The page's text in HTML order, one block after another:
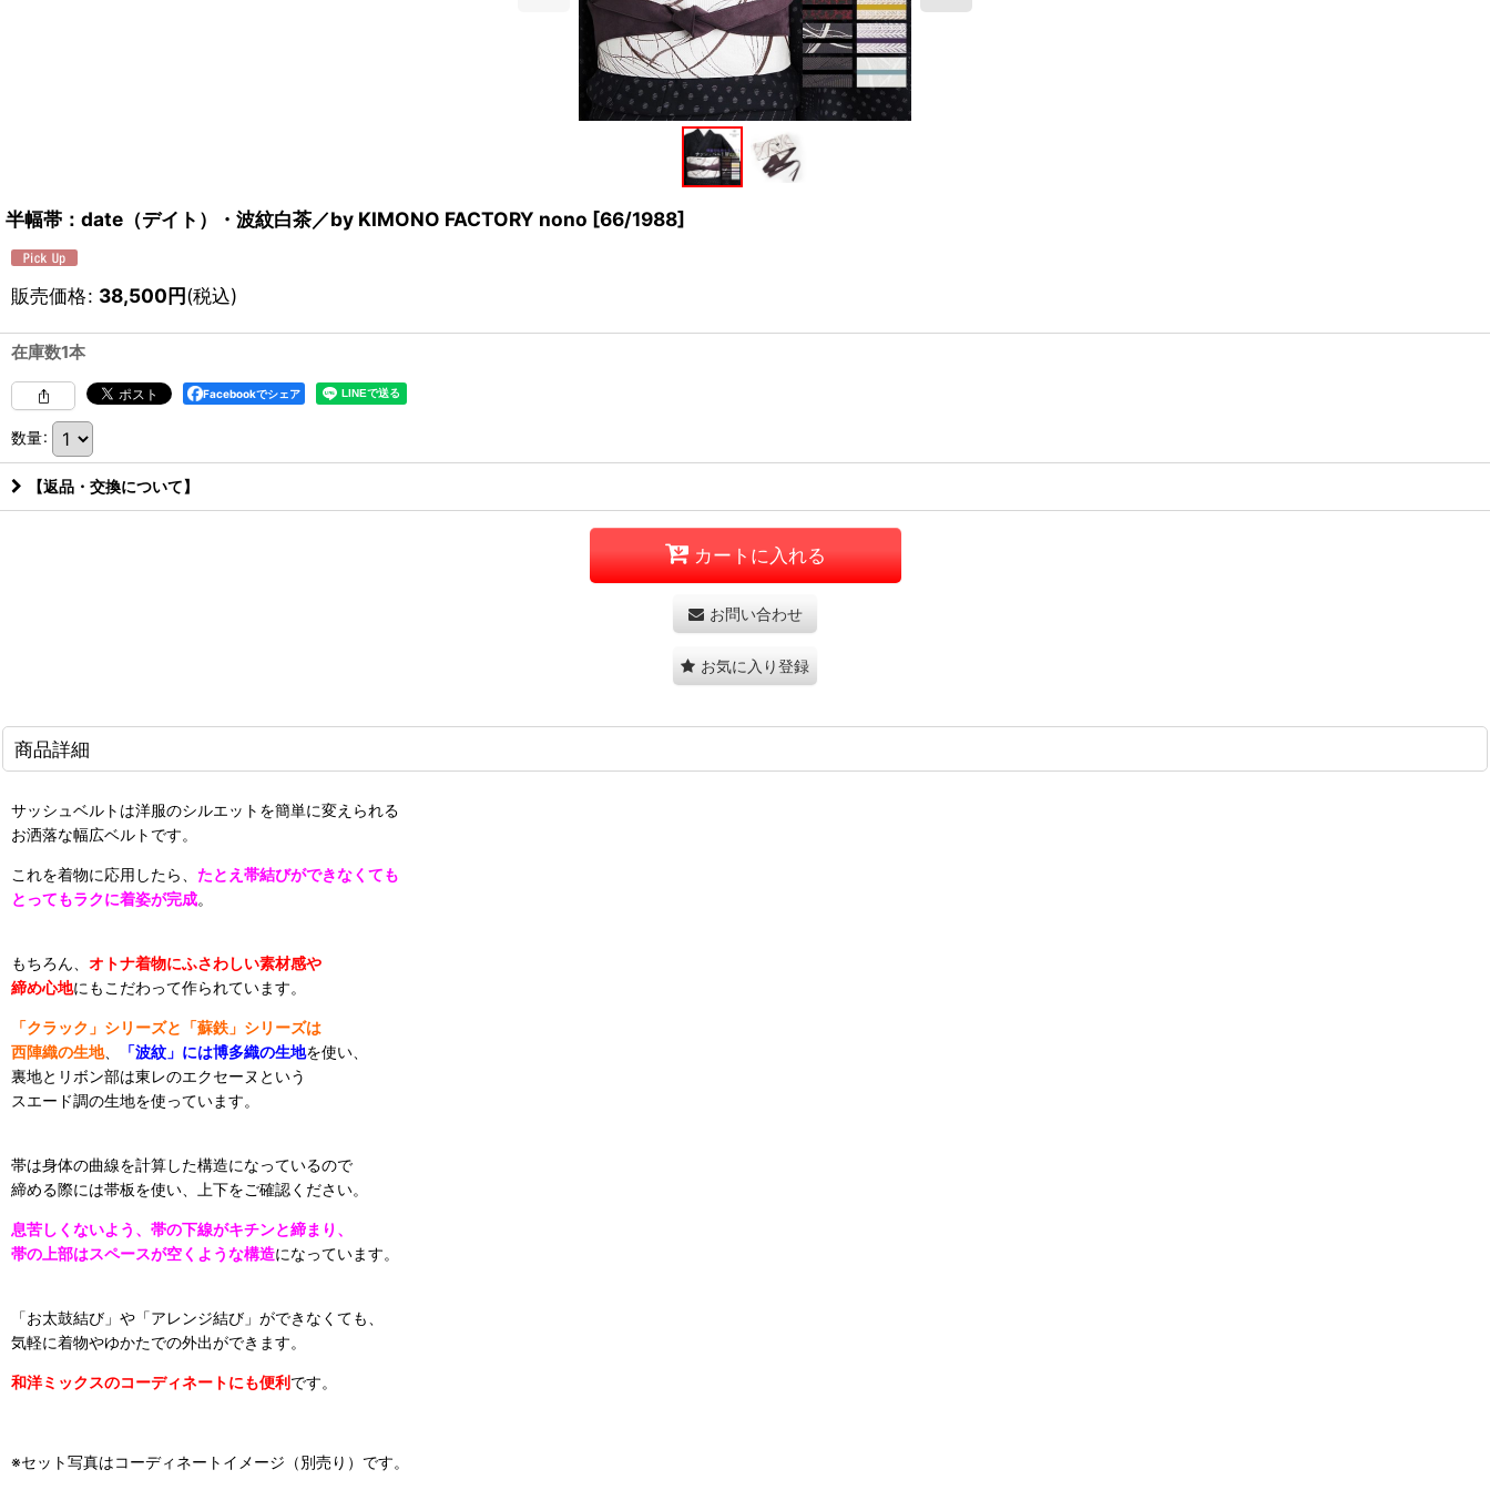
半幅帯：date（デイト）・波紋白茶／by KIMONO FACTORY nono [66/1988]
販売価格: 38,500円(税込)
在庫数1本
Facebookでシェア
数量:
【返品・交換について】
カートに入れる
お問い合わせ
お気に入り登録
商品詳細
サッシュベルトは洋服のシルエットを簡単に変えられる
お洒落な幅広ベルトです。
これを着物に応用したら、 たとえ帯結びができなくても
とってもラクに着姿が完成。
もちろん、 オトナ着物にふさわしい素材感や
締め心地にもこだわって作られています。
「クラック」シリーズと「蘇鉄」シリーズは
西陣織の生地、 「波紋」には博多織の生地を使い、
裏地とリボン部は東レのエクセーヌという
スエード調の生地を使っています。
帯は身体の曲線を計算した構造になっているので
締める際には帯板を使い、上下をご確認ください。
息苦しくないよう、帯の下線がキチンと締まり、
帯の上部はスペースが空くような構造になっています。
「お太鼓結び」や「アレンジ結び」ができなくても、
気軽に着物やゆかたでの外出ができます。
和洋ミックスのコーディネートにも便利です。
※セット写真はコーディネートイメージ（別売り）です。